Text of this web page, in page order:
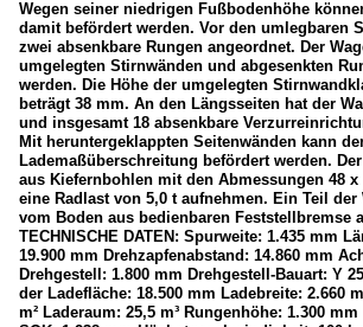
Wegen seiner niedrigen Fußbodenhöhe
damit befördert werden. Vor den umlegbaren
zwei absenkbare Rungen angeordnet. Der
umgelegten Stirnwänden und abgesenkten
werden. Die Höhe der umgelegten
beträgt 38 mm. An den Längsseiten hat der
und insgesamt 18 absenkbare
Mit heruntergeklappten Seitenwänden kann
Lademaßüberschreitung befördert werden.
aus Kiefernbohlen mit den Abmessungen 48 x
eine Radlast von 5,0 t aufnehmen. Ein Teil
vom Boden aus bedienbaren Feststellbremse
TECHNISCHE DATEN: Spurweite: 1.435 mm
19.900 mm Drehzapfenabstand: 14.860 mm
Drehgestell: 1.800 mm Drehgestell-Bauart: Y
der Ladefläche: 18.500 mm Ladebreite: 2.660
m² Laderaum: 25,5 m³ Rungenhöhe: 1.300